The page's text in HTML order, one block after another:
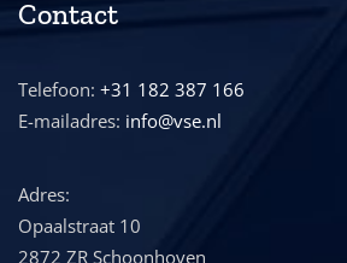
Contact
Telefoon: +31 182 387 166
E-mailadres: info@vse.nl
Adres:
Opaalstraat 10
2872 ZR Schoonhoven